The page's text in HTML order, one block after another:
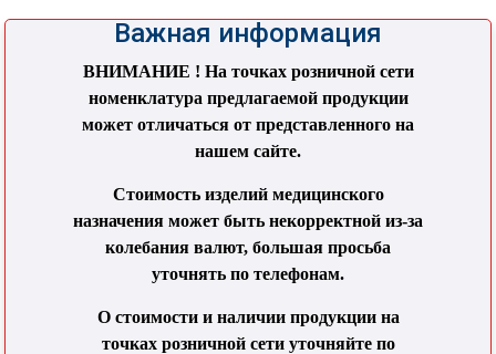
Важная информация
ВНИМАНИЕ ! На точках розничной сети
номенклатура предлагаемой продукции
может отличаться от представленного на
нашем сайте.
Стоимость изделий медицинского
назначения может быть некорректной из-за
колебания валют, большая просьба
уточнять по телефонам.
О стоимости и наличии продукции на
точках розничной сети уточняйте по